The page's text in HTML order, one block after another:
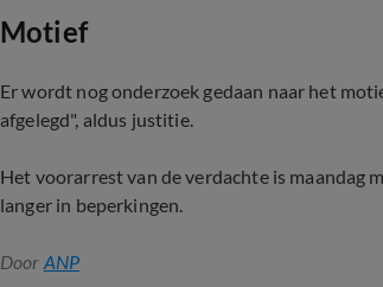
Motief
Er wordt nog onderzoek gedaan naar het
afgelegd", aldus justitie.
Het voorarrest van de verdachte is maandag
langer in beperkingen.
Door ANP